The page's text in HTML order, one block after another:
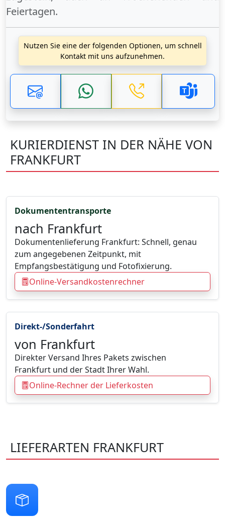
Feiertagen.
Nutzen Sie eine der folgenden Optionen, um schnell
Kontakt mit uns aufzunehmen.
KURIERDIENST IN DER NÄHE VON
FRANKFURT
Direkt-/Sonderfahrt
von Frankfurt
Direkter Versand Ihres Pakets zwischen
Frankfurt und der Stadt Ihrer Wahl.
Online-Rechner der Lieferkosten
Dokumententransporte
nach Frankfurt
Dokumentenlieferung Frankfurt: Schnell, genau
zum angegebenen Zeitpunkt, mit
Empfangsbestätigung und Fotofixierung.
Online-Versandkostenrechner
LIEFERARTEN FRANKFURT